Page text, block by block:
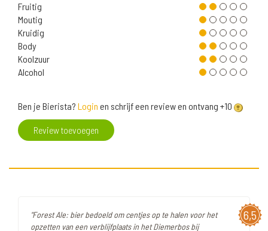
Fruitig
Moutig
Kruidig
Body
Koolzuur
Alcohol
Ben je Bierista? Login en schrijf een review en ontvang +10
Review toevoegen
6,5
"Forest Ale: bier bedoeld om centjes op te halen voor het
opzetten van een verblijfplaats in het Diemerbos bij